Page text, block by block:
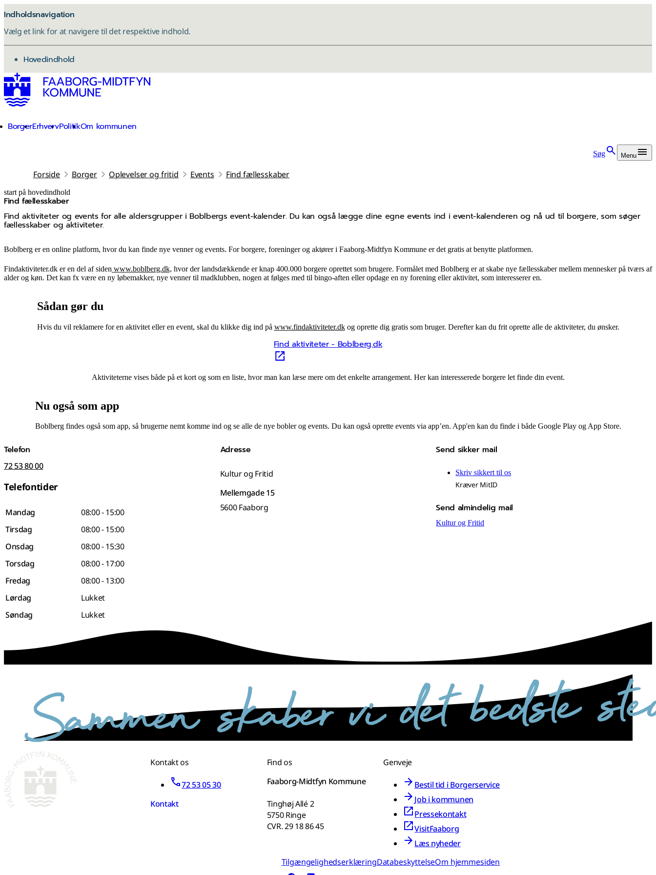
Indholdsnavigation
Vælg et link for at navigere til det respektive indhold.
gå til
Hovedindhold
BorgerErhvervPolitikOm kommunen
Søg Menu
Forside Borger Oplevelser og fritid Events Find fællesskaber
start på hovedindhold
Find fællesskaber
Find aktiviteter og events for alle aldersgrupper i Boblbergs event-kalender. Du kan også lægge dine egne events ind i event-kalenderen og nå ud til borgere, som søger
fællesskaber og aktiviteter.
senest opdateret 5. maj 2026
Boblberg er en online platform, hvor du kan finde nye venner og events. For borgere, foreninger og aktører i Faaborg-Midtfyn Kommune er det gratis at benytte platformen.
​​Findaktiviteter.dk er en del af siden www.boblberg.dk, hvor der landsdækkende er knap 400.000 borgere oprettet som brugere. Formålet med Boblberg er at skabe nye fællesskaber mellem mennesker på tværs af
alder og køn. Det kan fx være en ny løbemakker, nye venner til madklubben, nogen at følges med til bingo-aften eller opdage en ny forening eller aktivitet, som interesserer en.
Sådan gør du
Hvis du vil reklamere for en aktivitet eller en event, skal du klikke dig ind på www.findaktiviteter.dkog oprette dig gratis som bruger. Derefter kan du frit oprette alle de aktiviteter, du ønsker.
Find aktiviteter - Boblberg.dk
Aktiviteterne vises både på et kort og som en liste, hvor man kan læse mere om det enkelte arrangement. Her kan interesserede borgere let finde din event.
Nu også som app
Boblberg findes også som app, så brugerne nemt komme ind og se alle de nye bobler og events. Du kan også oprette events via app’en. App'en kan du finde i både Google Play og App Store.
Telefon
72 53 80 00
Telefontider
Mandag
08:00 - 15:00
Tirsdag
08:00 - 15:00
Onsdag
08:00 - 15:30
Torsdag
08:00 - 17:00
Fredag
08:00 - 13:00
Lørdag
Lukket
Søndag
Lukket
Adresse
Kultur og Fritid
Mellemgade 15
5600 Faaborg
Send sikker mail
Skriv sikkert til os
Kræver MitID
Send almindelig mail
Kultur og Fritid
Kontakt os
72 53 05 30
Kontakt
Find os
Faaborg-Midtfyn Kommune
Tinghøj Allé 2
5750 Ringe
CVR. 29 18 86 45
Genveje
Bestil tid i Borgerservice
Job i kommunen
Pressekontakt
VisitFaaborg
Læs nyheder
TilgængelighedserklæringDatabeskyttelseOm hjemmesiden